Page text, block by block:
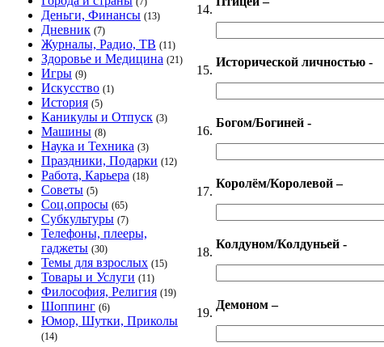
Деньги, Финансы (13)
Дневник (7)
Журналы, Радио, ТВ (11)
Здоровье и Медицина (21)
Игры (9)
Искусство (1)
История (5)
Каникулы и Отпуск (3)
Машины (8)
Наука и Техника (3)
Праздники, Подарки (12)
Работа, Карьера (18)
Советы (5)
Соц.опросы (65)
Субкультуры (7)
Телефоны, плееры,
гаджеты (30)
Темы для взрослых (15)
Товары и Услуги (11)
Философия, Религия (19)
Шоппинг (6)
Юмор, Шутки, Приколы
(14)
14.
15.
Исторической личностью -
16.
Богом/Богиней -
17.
Королём/Королевой –
18.
Колдуном/Колдуньей -
19.
Демоном –